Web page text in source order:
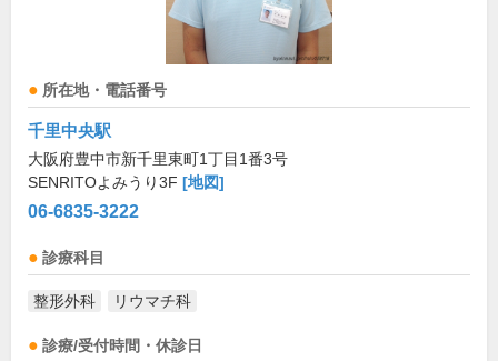
所在地・電話番号
千里中央駅
大阪府豊中市新千里東町1丁目1番3号
SENRITOよみうり3F [地図]
06-6835-3222
診療科目
整形外科 リウマチ科
診療/受付時間・休診日